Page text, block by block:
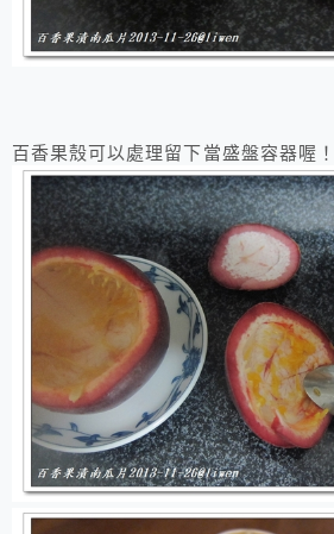
百香果殼可以處理留下當盛盤容器喔！